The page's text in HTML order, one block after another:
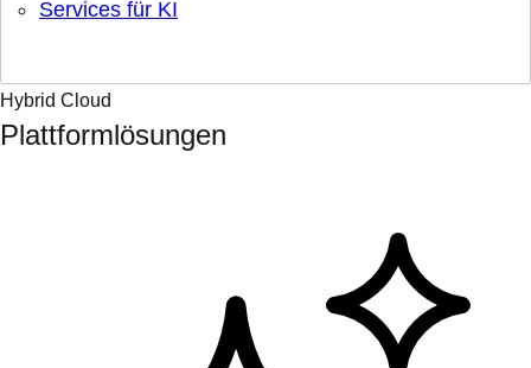
Services für KI
Hybrid Cloud
Plattformlösungen